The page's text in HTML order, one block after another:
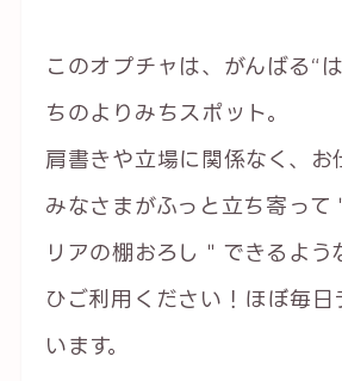
このオプチャは、がんばる“
ちのよりみちスポット。
肩書きや立場に関係なく、お
みなさまがふっと立ち寄って
リアの棚おろし＂できるよう
ひご利用ください！ほぼ毎日
います。